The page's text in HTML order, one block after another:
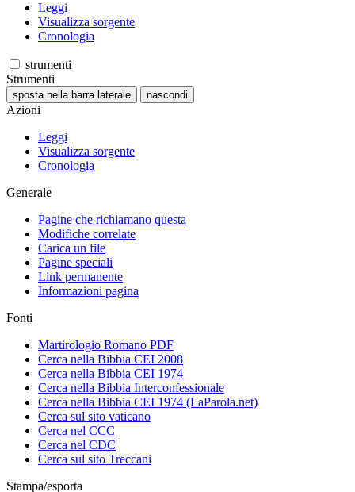
Leggi
Visualizza sorgente
Cronologia
strumenti
Strumenti
sposta nella barra laterale nascondi
Azioni
Leggi
Visualizza sorgente
Cronologia
Generale
Pagine che richiamano questa
Modifiche correlate
Carica un file
Pagine speciali
Link permanente
Informazioni pagina
Fonti
Martirologio Romano PDF
Cerca nella Bibbia CEI 2008
Cerca nella Bibbia CEI 1974
Cerca nella Bibbia Interconfessionale
Cerca nella Bibbia CEI 1974 (LaParola.net)
Cerca sul sito vaticano
Cerca nel CCC
Cerca nel CDC
Cerca sul sito Treccani
Stampa/esporta